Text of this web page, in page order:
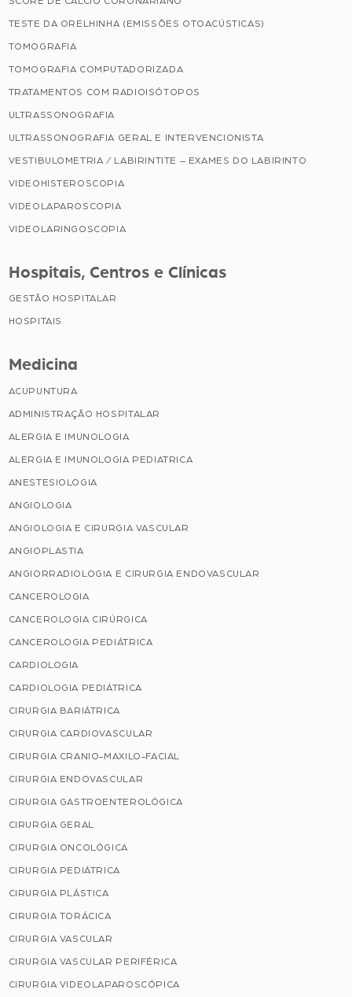
TESTE DA ORELHINHA (EMISSÕES OTOACÚSTICAS)
TOMOGRAFIA
TOMOGRAFIA COMPUTADORIZADA
TRATAMENTOS COM RADIOISÓTOPOS
ULTRASSONOGRAFIA
ULTRASSONOGRAFIA GERAL E INTERVENCIONISTA
VESTIBULOMETRIA / LABIRINTITE – EXAMES DO LABIRINTO
VIDEOHISTEROSCOPIA
VIDEOLAPAROSCOPIA
VIDEOLARINGOSCOPIA
Hospitais, Centros e Clínicas
GESTÃO HOSPITALAR
HOSPITAIS
Medicina
ACUPUNTURA
ADMINISTRAÇÃO HOSPITALAR
ALERGIA E IMUNOLOGIA
ALERGIA E IMUNOLOGIA PEDIATRICA
ANESTESIOLOGIA
ANGIOLOGIA
ANGIOLOGIA E CIRURGIA VASCULAR
ANGIOPLASTIA
ANGIORRADIOLOGIA E CIRURGIA ENDOVASCULAR
CANCEROLOGIA
CANCEROLOGIA CIRÚRGICA
CANCEROLOGIA PEDIÁTRICA
CARDIOLOGIA
CARDIOLOGIA PEDIÁTRICA
CIRURGIA BARIÁTRICA
CIRURGIA CARDIOVASCULAR
CIRURGIA CRANIO-MAXILO-FACIAL
CIRURGIA ENDOVASCULAR
CIRURGIA GASTROENTEROLÓGICA
CIRURGIA GERAL
CIRURGIA ONCOLÓGICA
CIRURGIA PEDIÁTRICA
CIRURGIA PLÁSTICA
CIRURGIA TORÁCICA
CIRURGIA VASCULAR
CIRURGIA VASCULAR PERIFÉRICA
CIRURGIA VIDEOLAPAROSCÓPICA